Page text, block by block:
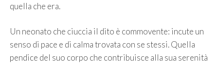
quella che era.
Un neonato che ciuccia il dito è commovente: incute un
senso di pace e di calma trovata con se stessi. Quella
pendice del suo corpo che contribuisce alla sua serenità